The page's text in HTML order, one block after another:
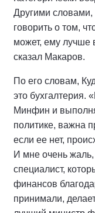
Другими словами,
говорить о том,
может, ему лучше
сказал Макаров.
По его словам,
это бухгалтерия.
Минфин и
политике, важна
если ее нет,
И мне очень жаль,
специалист,
финансов
принимали,